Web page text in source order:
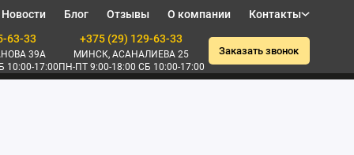
Новости Блог Отзывы О компании
Контакты
63-33
39А
10:00-17:00
+375 (29) 129-63-33
МИНСК, АСАНАЛИЕВА 25
ПН-ПТ 9:00-18:00 СБ 10:00-17:00
Заказать звонок